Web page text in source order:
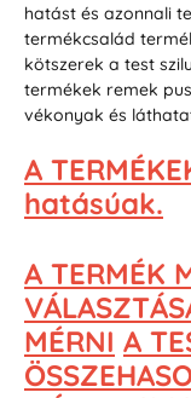
hatást és azonnali
termékcsalád
kötszerek a test
termékek remek
vékonyak és
A
hatásúak.
A TERMÉK
MÉRNI A